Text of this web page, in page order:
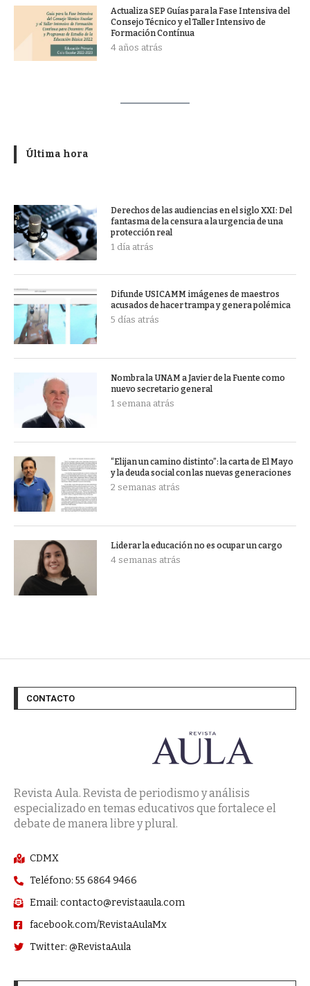
Actualiza SEP Guías para la Fase Intensiva del
Consejo Técnico y el Taller Intensivo de
Formación Contínua
4 años atrás
Última hora
Derechos de las audiencias en el siglo XXI: Del
fantasma de la censura a la urgencia de una
protección real
1 día atrás
Difunde USICAMM imágenes de maestros
acusados de hacer trampa y genera polémica
5 días atrás
Nombra la UNAM a Javier de la Fuente como
nuevo secretario general
1 semana atrás
“Elijan un camino distinto”: la carta de El Mayo
y la deuda social con las nuevas generaciones
2 semanas atrás
Liderar la educación no es ocupar un cargo
4 semanas atrás
CONTACTO
Revista Aula. Revista de periodismo y análisis
especializado en temas educativos que fortalece el
debate de manera libre y plural.
CDMX
Teléfono: 55 6864 9466
Email: contacto@revistaaula.com
facebook.com/RevistaAulaMx
Twitter: @RevistaAula